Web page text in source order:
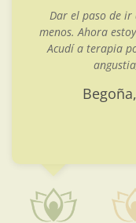
Dar el paso de
menos. Ahora
Acudí a terapia